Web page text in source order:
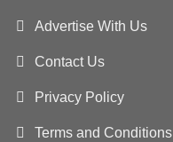
Advertise With Us
Contact Us
Privacy Policy
Terms and Conditions